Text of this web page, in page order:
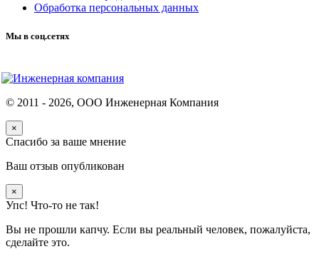
Обработка персональных данных
Мы в соц.сетях
© 2011 - 2026, ООО Инженерная Компания
×
Спасибо за ваше мнение
Ваш отзыв опубликован
×
Упс! Что-то не так!
Вы не прошли капчу. Если вы реальный человек, пожалуйста,
сделайте это.